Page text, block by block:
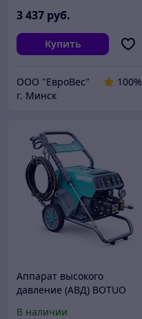
3 437 руб.
Купить
ООО "ЕвроВес"
100%
г. Минск
Аппарат высокого
давление (АВД) BOTUO
В наличии